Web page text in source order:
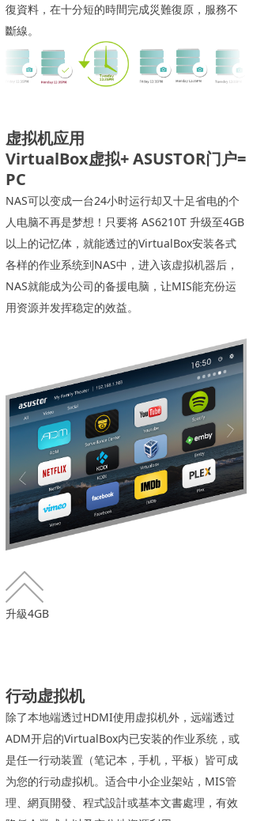
復資料，在十分短的時間完成災難復原，服務不
斷線。
虚拟机应用
VirtualBox虚拟+ ASUSTOR门户=
PC
NAS可以变成一台24小时运行却又十足省电的个
人电脑不再是梦想！只要将 AS6210T 升级至4GB
以上的记忆体，就能透过的VirtualBox安装各式
各样的作业系统到NAS中，进入该虚拟机器后，
NAS就能成为公司的备援电脑，让MIS能充份运
用资源并发挥稳定的效益。
升級4GB
行动虚拟机
除了本地端透过HDMI使用虚拟机外，远端透过
ADM开启的VirtualBox内已安装的作业系统，或
是任一行动装置（笔记本，手机，平板）皆可成
为您的行动虚拟机。适合中小企业架站，MIS管
理、網頁開發、程式設計或基本文書處理，有效